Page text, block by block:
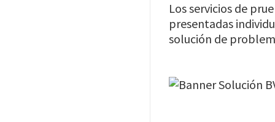
Los servicios de
presentadas
solución de
Image